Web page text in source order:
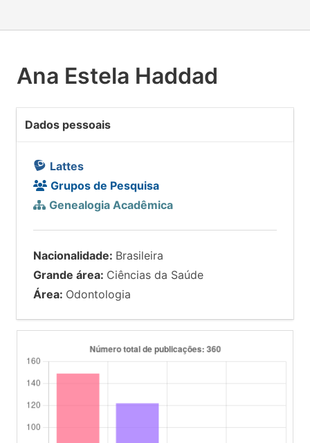
Ana Estela Haddad
Dados pessoais
Lattes
Grupos de Pesquisa
Genealogia Acadêmica
Nacionalidade: Brasileira
Grande área: Ciências da Saúde
Área: Odontologia